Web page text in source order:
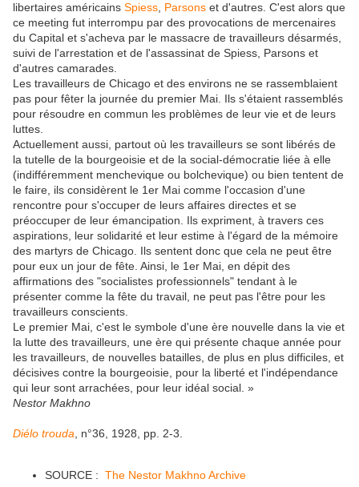
libertaires américains Spiess Parsons et d'autres. C'est alors que
ce meeting fut interrompu par des provocations de mercenaires
du Capital et s'acheva par le massacre de travailleurs désarmés,
suivi de l'arrestation et de l'assassinat de Spiess, Parsons et
d'autres camarades.
Les travailleurs de Chicago et des environs ne se rassemblaient
pas pour fêter la journée du premier Mai. Ils s'étaient rassemblés
pour résoudre en commun les problèmes de leur vie et de leurs
luttes.
Actuellement aussi, partout où les travailleurs se sont libérés de
la tutelle de la bourgeoisie et de la social-démocratie liée à elle
(indifféremment menchevique ou bolchevique) ou bien tentent de
le faire, ils considèrent le 1er Mai comme l'occasion d'une
rencontre pour s'occuper de leurs affaires directes et se
préoccuper de leur émancipation. Ils expriment, à travers ces
aspirations, leur solidarité et leur estime à l'égard de la mémoire
des martyrs de Chicago. Ils sentent donc que cela ne peut être
pour eux un jour de fête. Ainsi, le 1er Mai, en dépit des
affirmations des "socialistes professionnels" tendant à le
présenter comme la fête du travail, ne peut pas l'être pour les
travailleurs conscients.
Le premier Mai, c'est le symbole d'une ère nouvelle dans la vie et
la lutte des travailleurs, une ère qui présente chaque année pour
les travailleurs, de nouvelles batailles, de plus en plus difficiles, et
décisives contre la bourgeoisie, pour la liberté et l'indépendance
qui leur sont arrachées, pour leur idéal social. »
Nestor Makhno
Diélo trouda , n°36, 1928, pp. 2-3.
SOURCE : The Nestor Makhno Archive